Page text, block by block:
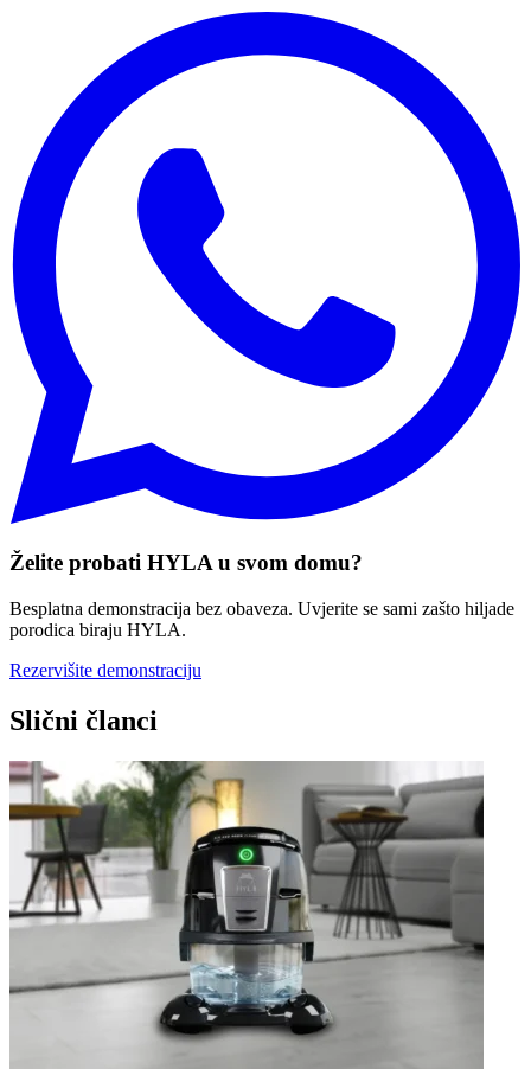
Želite probati HYLA u svom domu?
Besplatna demonstracija bez obaveza. Uvjerite se sami zašto hiljade
porodica biraju HYLA.
Rezervišite demonstraciju
Slični članci